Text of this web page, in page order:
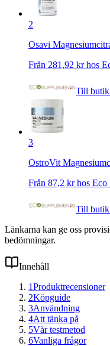
2
Osavi
Från 281,92 kr hos
Till butik
3
OstroVit
Från 87,2 kr hos Eco
Till butik
Länkarna kan ge oss
bedömningar.
Innehåll
1Produktrecensioner
2Köpguide
3Användning
4Att tänka på
5Vår testmetod
6Vanliga frågor